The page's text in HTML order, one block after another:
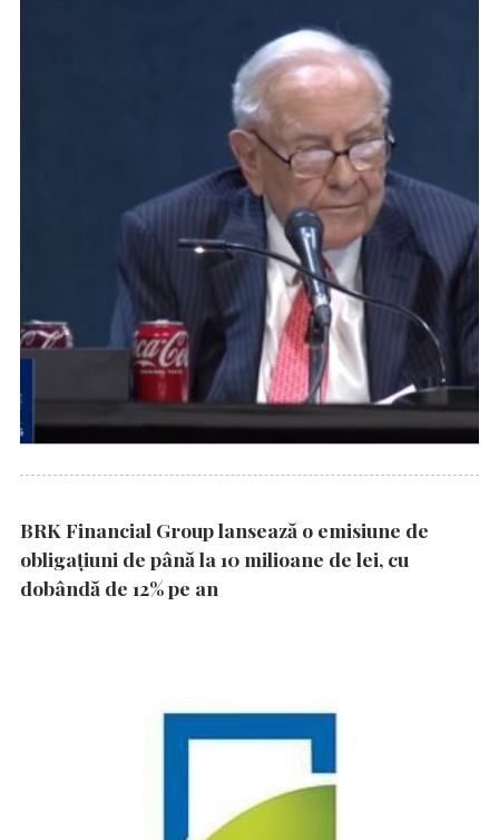
BRK Financial Group lansează o emisiune de
obligațiuni de până la 10 milioane de lei, cu
dobândă de 12% pe an